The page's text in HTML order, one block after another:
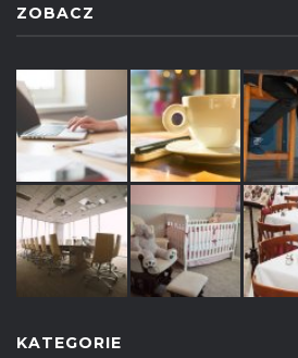
ZOBACZ
KATEGORIE